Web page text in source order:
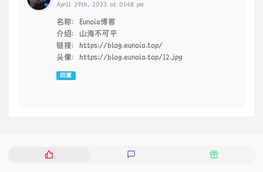
April 29th, 2023 at 01:48 pm
名称：Eunoia博客
介绍：山海不可平
链接：https://blog.eunoia.top/
头像：https://blog.eunoia.top/12.jpg
回复
热
随